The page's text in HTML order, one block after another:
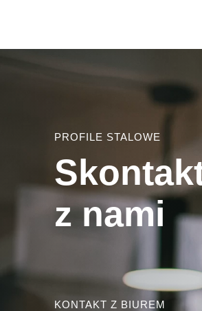
PROFILE STALOWE
z nami
KONTAKT Z BIUREM